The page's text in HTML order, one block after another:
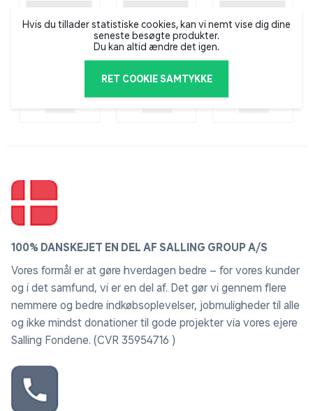
Hvis du tillader statistiske cookies, kan vi nemt vise dig dine
seneste besøgte produkter.
Du kan altid ændre det igen.
RET COOKIE SAMTYKKE
100% DANSKEJET EN DEL AF SALLING GROUP A/S
Vores formål er at gøre hverdagen bedre – for vores kunder
og i det samfund, vi er en del af. Det gør vi gennem flere
nemmere og bedre indkøbsoplevelser, jobmuligheder til alle
og ikke mindst donationer til gode projekter via vores ejere
Salling Fondene. (CVR 35954716 )